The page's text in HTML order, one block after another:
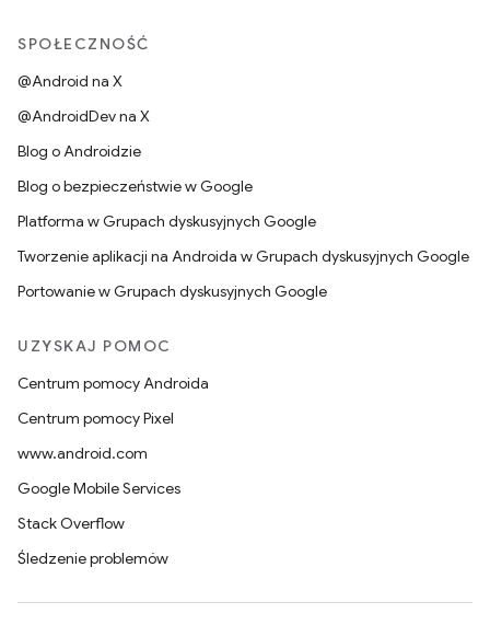
SPOŁECZNOŚĆ
@Android na X
@AndroidDev na X
Blog o Androidzie
Blog o bezpieczeństwie w Google
Platforma w Grupach dyskusyjnych Google
Tworzenie aplikacji na Androida w Grupach dyskusyjnych Google
Portowanie w Grupach dyskusyjnych Google
UZYSKAJ POMOC
Centrum pomocy Androida
Centrum pomocy Pixel
www.android.com
Google Mobile Services
Stack Overflow
Śledzenie problemów